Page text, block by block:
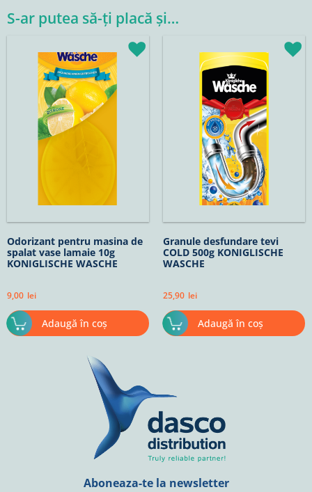
S-ar putea să-ți placă și…
Odorizant pentru masina de
spalat vase lamaie 10g
KONIGLISCHE WASCHE
9,00 lei
Adaugă în coș
Granule desfundare tevi
COLD 500g KONIGLISCHE
WASCHE
25,90 lei
Adaugă în coș
Aboneaza-te la newsletter